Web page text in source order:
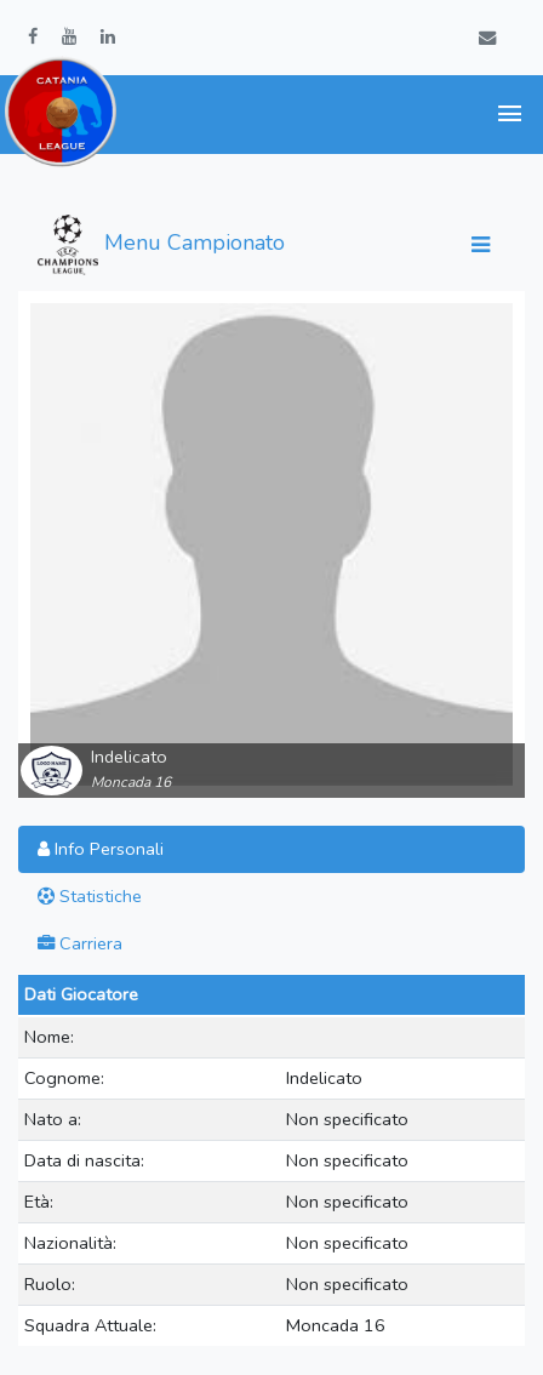
Menu Campionato
Indelicato
Moncada 16
Info Personali
Statistiche
Carriera
Dati Giocatore
Nome:
Cognome:
Indelicato
Nato a:
Non specificato
Data di nascita:
Non specificato
Età:
Non specificato
Nazionalità:
Non specificato
Ruolo:
Non specificato
Squadra Attuale:
Moncada 16